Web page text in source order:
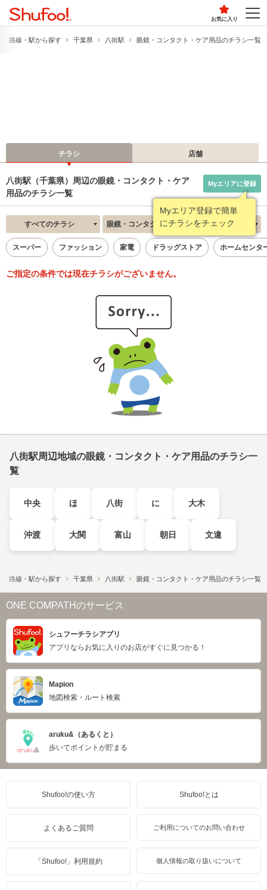
お気に入り
路線・駅から探す 千葉県 八街駅 眼鏡・コンタクト・ケア用品のチラシ一覧
チラシ 店舗
八街駅（千葉県）周辺の眼鏡・コンタクト・ケア
用品のチラシ一覧
Myエリア登録で簡単
にチラシをチェック
Myエリアに登録
すべてのチラシ 眼鏡・コンタクト・ケア用品 新着順
スーパー ファッション 家電 ドラッグストア ホームセンタ
ご指定の条件では現在チラシがございません。
八街駅周辺地域の眼鏡・コンタクト・ケア用品のチラシ一
覧
中央 ほ 八街 に 大木
沖渡 大関 富山 朝日 文違
路線・駅から探す 千葉県 八街駅 眼鏡・コンタクト・ケア用品のチラシ一覧
ONE COMPATHのサービス
シュフーチラシアプリ
アプリならお気に入りのお店がすぐに見つかる！
Mapion
地図検索・ルート検索
aruku&（あるくと）
歩いてポイントが貯まる
Shufoo!の使い方 Shufoo!とは
よくあるご質問 ご利用についてのお問い合わせ
「Shufoo!」利用規約 個人情報の取り扱いについて